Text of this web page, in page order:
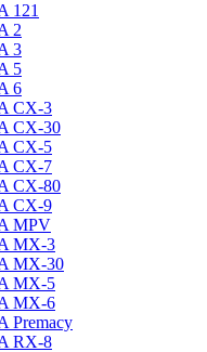
121
2
3
5
6
CX-3
CX-30
CX-5
CX-7
CX-80
CX-9
MPV
MX-3
MX-30
MX-5
MX-6
Premacy
RX-8